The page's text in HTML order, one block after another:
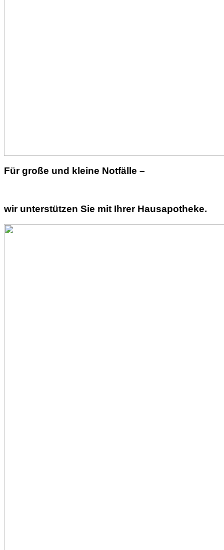
Für große und kleine Notfälle –
wir unterstützen Sie mit Ihrer Hausapotheke.